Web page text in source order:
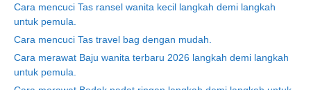
Cara mencuci Tas ransel wanita kecil langkah demi langkah
untuk pemula.
Cara mencuci Tas travel bag dengan mudah.
Cara merawat Baju wanita terbaru 2026 langkah demi langkah
untuk pemula.